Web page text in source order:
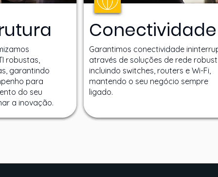
robustas,
garantindo
para
do seu
a inovação.
Conectividade
Garantimos conectividade
através de soluções de rede
incluindo switches, routers e Wi-Fi,
mantendo o seu negócio sempre
ligado.